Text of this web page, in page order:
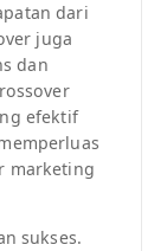
dari
juga
dan
efektif
marketing
sukses.